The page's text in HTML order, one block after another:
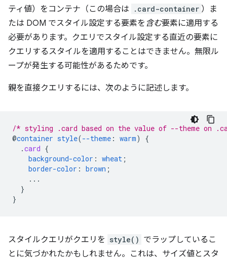
ティ値）をコンテナ（この場合は .card-container ）ま
たは DOM でスタイル設定する要素を 含む要素に適用する
必要があります。クエリでスタイル設定する直近の要素に
クエリするスタイルを適用することはできません。無限ル
ープが発生する可能性があるためです。
親を直接クエリするには、次のように記述します。
/* styling .card based on the value of --theme on
@container style(--theme : warm)
{
.card {
background-color : wheat ;
border-color : brown ;
...
}
}
スタイルクエリがクエリを style() でラップしているこ
とに気づかれたかもしれません。これは、サイズ値とスタ